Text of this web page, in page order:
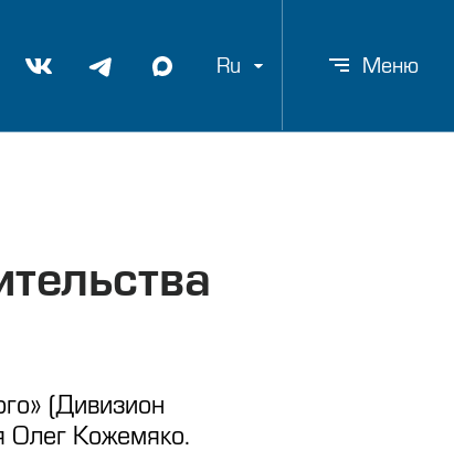
Ru Меню
(Дивизион
Олег Кожемяко.